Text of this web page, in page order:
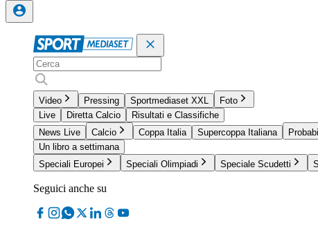
Video Pressing Sportmediaset XXL
Foto
Live
Diretta Calcio
Risultati e Classifiche
News Live
Calcio Coppa Italia Supercoppa Italiana
Un libro a settimana
Speciali Europei
Speciali Olimpiadi Speciale Scudetti
Seguici anche su